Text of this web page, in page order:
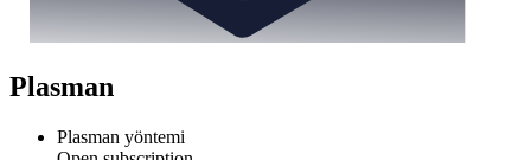
Plasman
Plasman yöntemi